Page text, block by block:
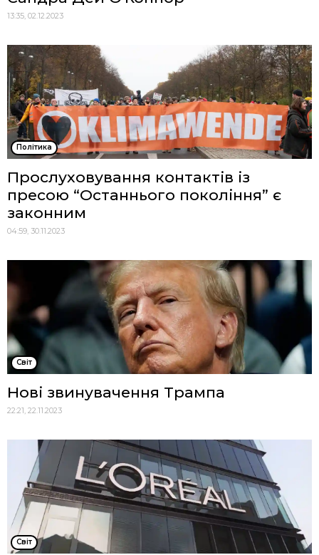
13:35, 02.12.2023
Політика
Прослуховування контактів із
пресою “Останнього покоління” є
законним
04:59, 30.11.2023
Cвіт
Нові звинувачення Трампа
22:21, 22.11.2023
Cвіт